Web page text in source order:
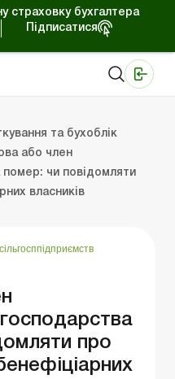
страховку бухгалтера
Підписатися
та бухоблік
або член
чи повідомляти
власників
про